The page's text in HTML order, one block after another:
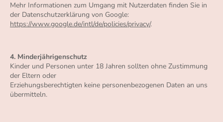
Mehr Informationen zum Umgang mit Nutzerdaten finden Sie in
der Datenschutzerklärung von Google:
https://www.google.de/intl/de/policies/privacy/.
4. Minderjährigenschutz
Kinder und Personen unter 18 Jahren sollten ohne Zustimmung
der Eltern oder
Erziehungsberechtigten keine personenbezogenen Daten an uns
übermitteln.